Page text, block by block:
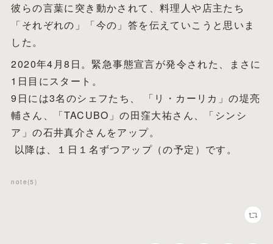
彼らの言葉に突き動かされて、料理人や店主たち
「それぞれの」「今の」答を伝えていこうと思いま
した。
2020年4月8日。緊急事態宣言が発令された、まさに
1日目にスタート。
9日には3名のシェフたち、 「リ・カーリカ」の堤亮
輔さん、「TACUBO」の田窪大祐さん、「シンシ
ア」の石井真介さんをアップ。
以降は、１日１名ずつアップ（の予定）です。
note (5 )